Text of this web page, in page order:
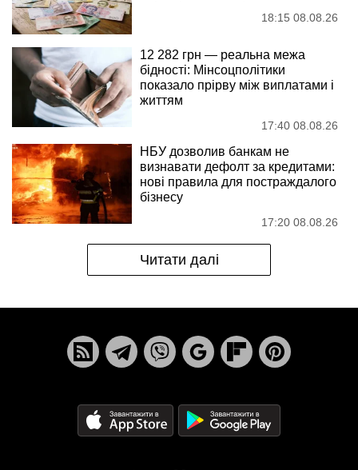
18:15 08.08.26
12 282 грн — реальна межа
бідності: Мінсоцполітики
показало прірву між виплатами і
життям
17:40 08.08.26
НБУ дозволив банкам не
визнавати дефолт за кредитами:
нові правила для постраждалого
бізнесу
17:20 08.08.26
Читати далі